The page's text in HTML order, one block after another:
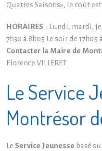
Quatres Saisons», le coût
HORAIRES : Lundi, mardi,
7h30 à 8h05 Le soir de 17h05
Contacter la Maire de
Florence VILLERET
Le Service
Montrésor
Le Service Jeunesse basé